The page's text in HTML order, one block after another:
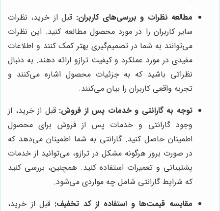
مطالعه نظرات و بررسی‌های کاربران: قبل از خرید، نظرات
سایر کاربران را در مورد محصول مطالعه کنید. این نظرات
می‌توانند به شما در تصمیم‌گیری بهتر کمک کنند و اطلاعات
مفیدی در مورد عملکرد و کیفیت ترازو ارائه دهند. به دنبال
نظراتی باشید که به جزئیات محصول اشاره می‌کنند و
تجربه واقعی کاربران را بیان می‌کنند.
توجه به گارانتی و خدمات پس از فروش: قبل از خرید، از
وجود گارانتی و خدمات پس از فروش برای محصول
اطمینان حاصل کنید. گارانتی به شما اطمینان می‌دهد که
در صورت بروز هرگونه مشکل در ترازو، می‌توانید از خدمات
پشتیبانی و تعمیرات استفاده کنید. همچنین، بررسی کنید
که شرایط گارانتی شامل چه مواردی می‌شود.
مقایسه قیمت‌ها و استفاده از کد تخفیف: قبل از خرید،